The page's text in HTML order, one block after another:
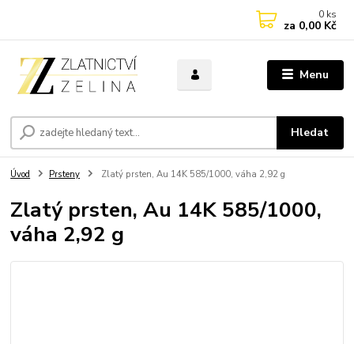
Menu
Hledat
0 ks
za 0,00 Kč
Úvod Prsteny Zlatý prsten, Au 14K 585/1000, váha 2,92 g
Zlatý prsten, Au 14K 585/1000,
váha 2,92 g